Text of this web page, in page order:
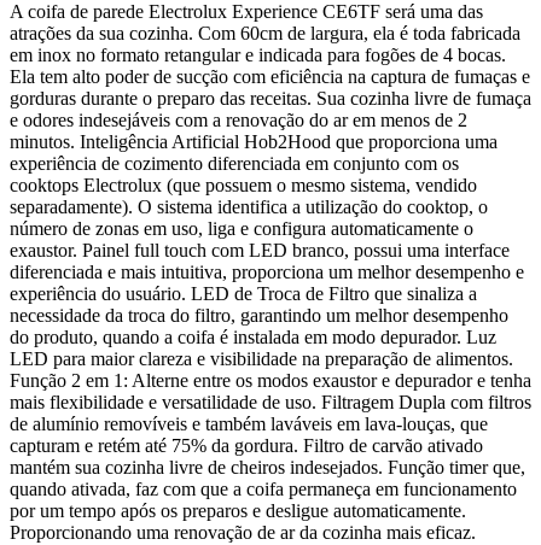
A coifa de parede Electrolux Experience CE6TF será uma das
atrações da sua cozinha. Com 60cm de largura, ela é toda fabricada
em inox no formato retangular e indicada para fogões de 4 bocas.
Ela tem alto poder de sucção com eficiência na captura de fumaças e
gorduras durante o preparo das receitas. Sua cozinha livre de fumaça
e odores indesejáveis com a renovação do ar em menos de 2
minutos. Inteligência Artificial Hob2Hood que proporciona uma
experiência de cozimento diferenciada em conjunto com os
cooktops Electrolux (que possuem o mesmo sistema, vendido
separadamente). O sistema identifica a utilização do cooktop, o
número de zonas em uso, liga e configura automaticamente o
exaustor. Painel full touch com LED branco, possui uma interface
diferenciada e mais intuitiva, proporciona um melhor desempenho e
experiência do usuário. LED de Troca de Filtro que sinaliza a
necessidade da troca do filtro, garantindo um melhor desempenho
do produto, quando a coifa é instalada em modo depurador. Luz
LED para maior clareza e visibilidade na preparação de alimentos.
Função 2 em 1: Alterne entre os modos exaustor e depurador e tenha
mais flexibilidade e versatilidade de uso. Filtragem Dupla com filtros
de alumínio removíveis e também laváveis em lava-louças, que
capturam e retém até 75% da gordura. Filtro de carvão ativado
mantém sua cozinha livre de cheiros indesejados. Função timer que,
quando ativada, faz com que a coifa permaneça em funcionamento
por um tempo após os preparos e desligue automaticamente.
Proporcionando uma renovação de ar da cozinha mais eficaz.